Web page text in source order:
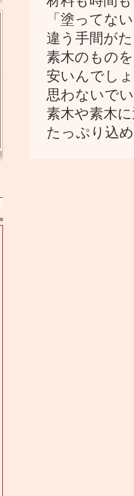
「塗ってな
違う手間が
素木のもの
安いんでし
思わないで
素木や素木
たっぷり込